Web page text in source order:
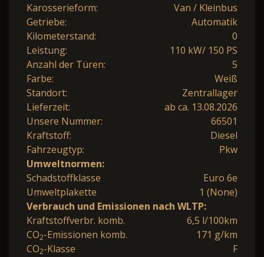
Karosserieform:
Van / Kleinbus
Getriebe:
Automatik
Kilometerstand:
0
Leistung:
110 kW/ 150 PS
Anzahl der Türen:
5
Farbe:
Weiß
Standort:
Zentrallager
Lieferzeit:
ab ca. 13.08.2026
Unsere Nummer:
66501
Kraftstoff:
Diesel
Fahrzeugtyp:
Pkw
Umweltnormen:
Schadstoffklasse
Euro 6e
Umweltplakette
1 (None)
Verbrauch und Emissionen nach WLTP:
Kraftstoffverbr. komb.
6,5 l/100km
CO2-Emissionen komb.
171 g/km
CO2-Klasse F